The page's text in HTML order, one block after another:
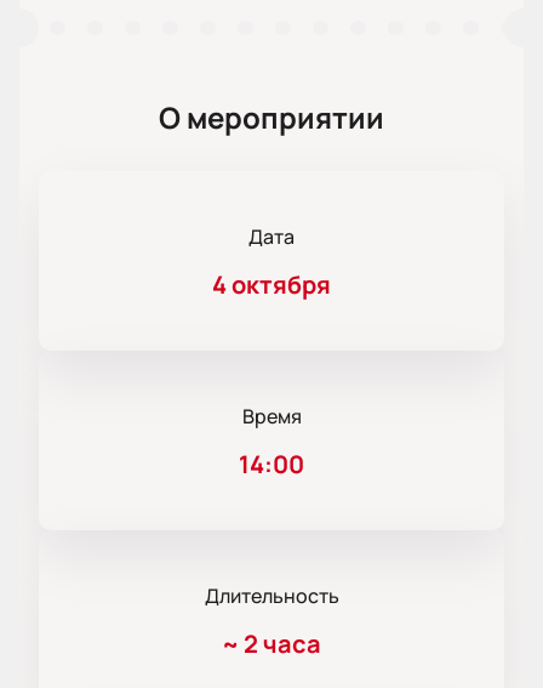
О мероприятии
Дата
4 октября
Время
14:00
Длительность
~ 2 часа